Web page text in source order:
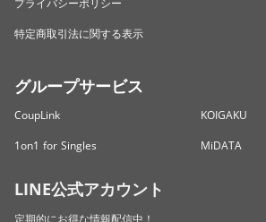
プライバシーポリシー
特定商取引法に関する表示
グループサービス
CoupLink
KOIGAKU
1on1 for Singles
MiDATA
LINE公式アカウント
定期的にお得な情報配信中！